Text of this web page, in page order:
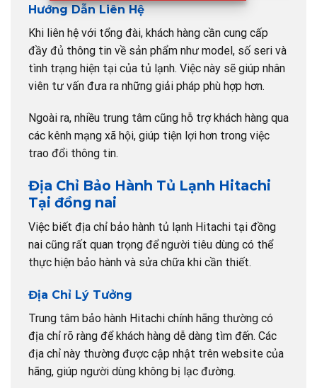
Hướng Dẫn Liên Hệ
Khi liên hệ với tổng đài, khách hàng cần cung cấp
đầy đủ thông tin về sản phẩm như model, số seri và
tình trạng hiện tại của tủ lạnh. Việc này sẽ giúp nhân
viên tư vấn đưa ra những giải pháp phù hợp hơn.
Ngoài ra, nhiều trung tâm cũng hỗ trợ khách hàng qua
các kênh mạng xã hội, giúp tiện lợi hơn trong việc
trao đổi thông tin.
Địa Chỉ Bảo Hành Tủ Lạnh Hitachi
Tại đồng nai
Việc biết địa chỉ bảo hành tủ lạnh Hitachi tại đồng
nai cũng rất quan trọng để người tiêu dùng có thể
thực hiện bảo hành và sửa chữa khi cần thiết.
Địa Chỉ Lý Tưởng
Trung tâm bảo hành Hitachi chính hãng thường có
địa chỉ rõ ràng để khách hàng dễ dàng tìm đến. Các
địa chỉ này thường được cập nhật trên website của
hãng, giúp người dùng không bị lạc đường.